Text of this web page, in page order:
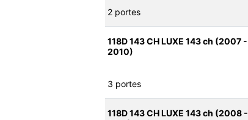
2 portes
118D 143 CH LUXE 143 ch (2007 -
2010)
3 portes
118D 143 CH LUXE 143 ch (2008 -